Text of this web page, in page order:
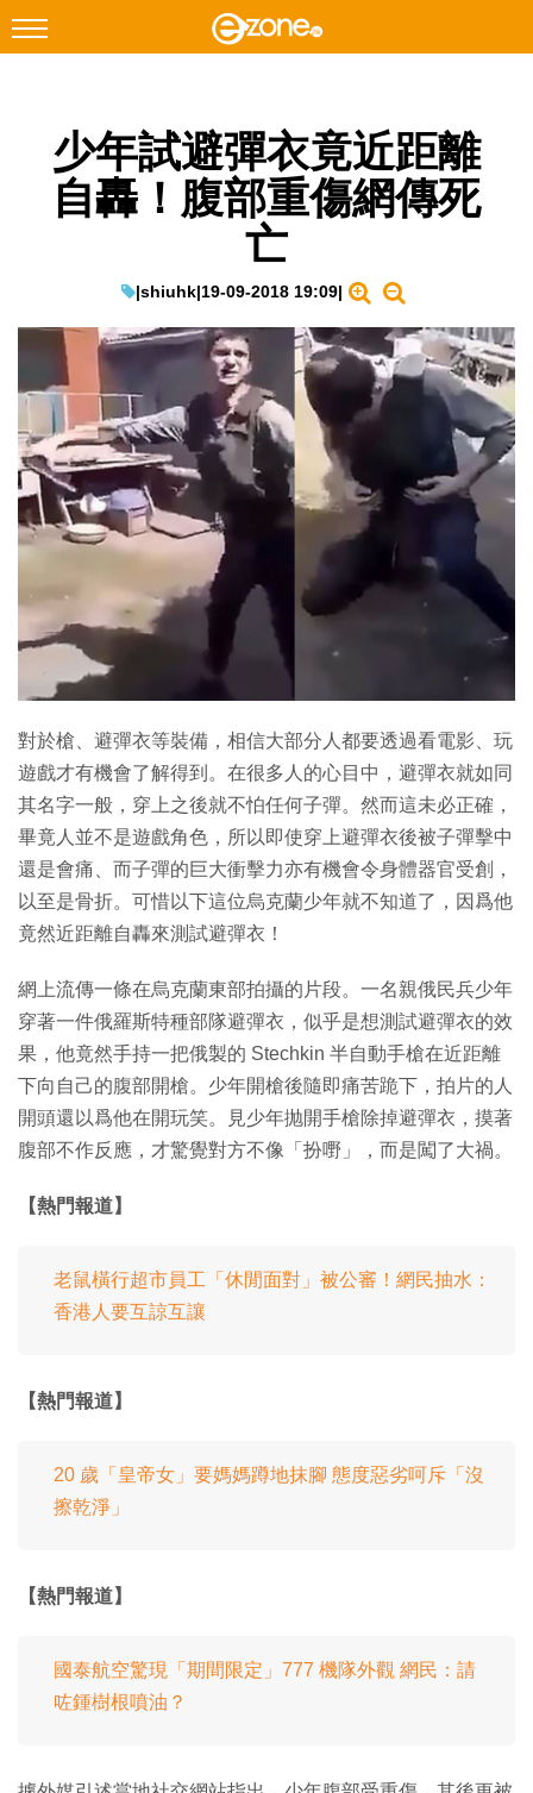
Facebook Instagram
科技焦點
教學評測
EduTech
IT Times
生成式AI與雲端應用
Enterprise Digital Transformation
特集
少年試避彈衣竟近距離
自轟！腹部重傷網傳死
亡
|shiuhk|19-09-2018 19:09|
對於槍、避彈衣等裝備，相信大部分人都要透過看電影、玩
遊戲才有機會了解得到。在很多人的心目中，避彈衣就如同
其名字一般，穿上之後就不怕任何子彈。然而這未必正確，
畢竟人並不是遊戲角色，所以即使穿上避彈衣後被子彈擊中
還是會痛、而子彈的巨大衝擊力亦有機會令身體器官受創，
以至是骨折。可惜以下這位烏克蘭少年就不知道了，因爲他
竟然近距離自轟來測試避彈衣！
網上流傳一條在烏克蘭東部拍攝的片段。一名親俄民兵少年
穿著一件俄羅斯特種部隊避彈衣，似乎是想測試避彈衣的效
果，他竟然手持一把俄製的 Stechkin 半自動手槍在近距離
下向自己的腹部開槍。少年開槍後隨即痛苦跪下，拍片的人
開頭還以爲他在開玩笑。見少年抛開手槍除掉避彈衣，摸著
腹部不作反應，才驚覺對方不像「扮嘢」，而是闖了大禍。
【熱門報道】
老鼠橫行超市員工「休閒面對」被公審！網民抽水：
香港人要互諒互讓
【熱門報道】
20 歲「皇帝女」要媽媽蹲地抹腳 態度惡劣呵斥「沒
擦乾淨」
【熱門報道】
國泰航空驚現「期間限定」777 機隊外觀 網民：請
咗鍾樹根噴油？